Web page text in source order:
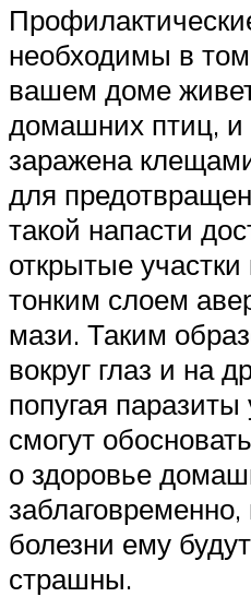
необходимы в том
вашем доме
домашних птиц, и
заражена
для
такой напасти
открытые участки
тонким слоем
мази. Таким
вокруг глаз и на
попугая
смогут
о здоровье
болезни ему
страшны.